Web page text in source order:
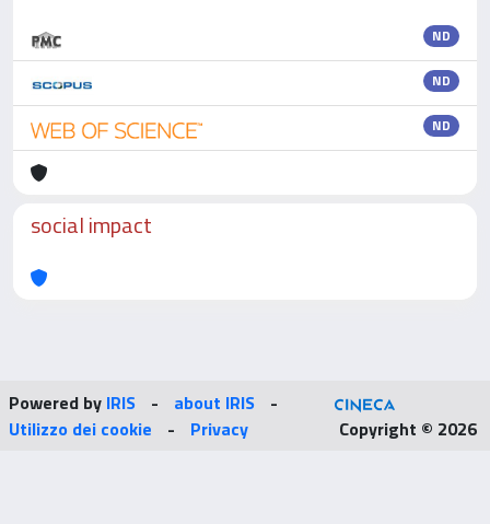
ND
ND
ND
social impact
Powered by IRIS - about IRIS
-
Utilizzo dei cookie
- Privacy Copyright © 2026